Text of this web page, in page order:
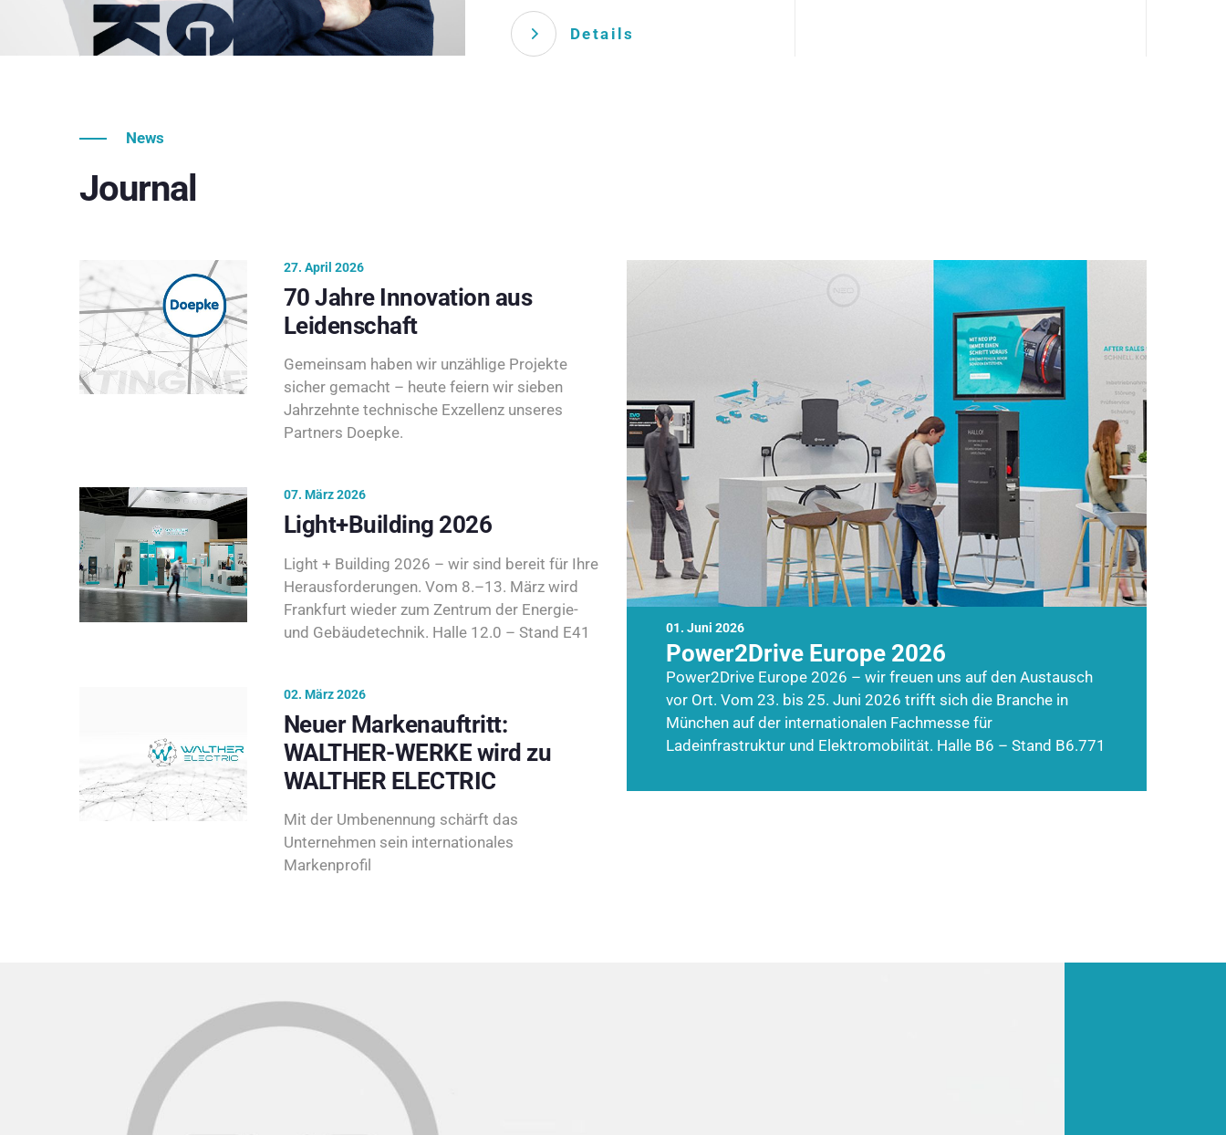
Details
News
Journal
01. Juni 2026
Power2Drive Europe 2026
Power2Drive Europe 2026 – wir freuen uns auf den Austausch
vor Ort. Vom 23. bis 25. Juni 2026 trifft sich die Branche in
München auf der internationalen Fachmesse für
Ladeinfrastruktur und Elektromobilität. Halle B6 – Stand B6.771
27. April 2026
70 Jahre Innovation aus
Leidenschaft
Gemeinsam haben wir unzählige Projekte
sicher gemacht – heute feiern wir sieben
Jahrzehnte technische Exzellenz unseres
Partners Doepke.
07. März 2026
Light+Building 2026
Light + Building 2026 – wir sind bereit für Ihre
Herausforderungen. Vom 8.–13. März wird
Frankfurt wieder zum Zentrum der Energie-
und Gebäudetechnik. Halle 12.0 – Stand E41
02. März 2026
Neuer Markenauftritt:
WALTHER-WERKE wird zu
WALTHER ELECTRIC
Mit der Umbenennung schärft das
Unternehmen sein internationales
Markenprofil